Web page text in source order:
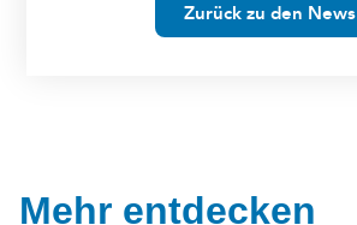
Zurück zu den News
Mehr entdecken